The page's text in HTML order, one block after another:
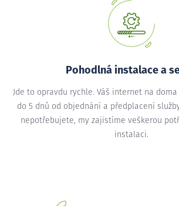
Pohodlná instalace a
Jde to opravdu rychle. Váš internet na
do 5 dnů od objednání a předplacení
nepotřebujete, my zajistíme veškerou
instalaci.